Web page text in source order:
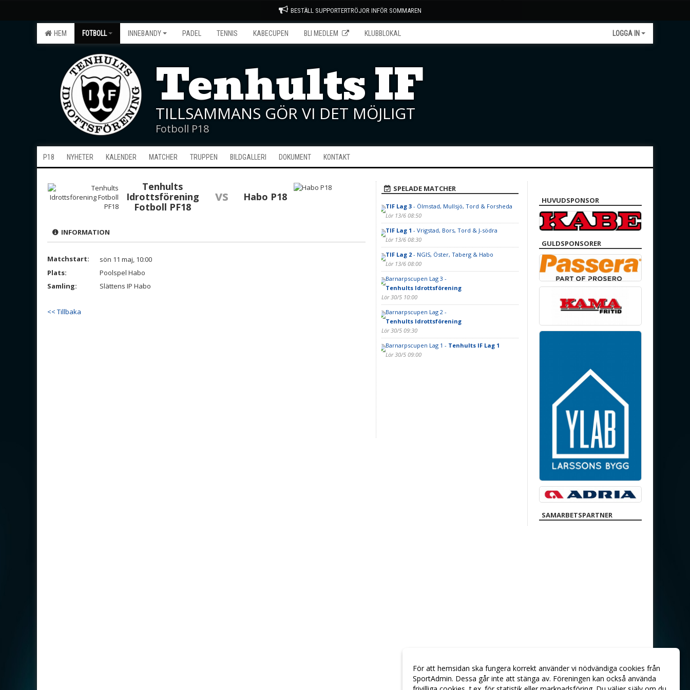
BESTÄLL SUPPORTERTRÖJOR INFÖR SOMMAREN
HEM FOTBOLL INNEBANDY PADEL TENNIS KABECUPEN BLI MEDLEM KLUBBLOKAL LOGGA IN
Tenhults IF
TILLSAMMANS GÖR VI DET MÖJLIGT
Fotboll P18
P18 NYHETER KALENDER MATCHER TRUPPEN BILDGALLERI DOKUMENT KONTAKT
Tenhults
Idrottsförening
Fotboll PF18
vs Habo P18
INFORMATION
Matchstart:
sön 11 maj, 10:00
Plats:
Poolspel Habo
Samling:
Slättens IP Habo
<< Tillbaka
SPELADE MATCHER
TIF Lag 3- Ölmstad, Mullsjö, Tord & Forsheda
Lör 13/6 08:50
TIF Lag 1 - Vrigstad, Bors, Tord & J-södra
Lör 13/6 08:30
TIF Lag 2- NGIS, Öster, Taberg & Habo
Lör 13/6 08:00
Barnarpscupen Lag 3 -
Tenhults Idrottsförening
Lör 30/5 10:00
Barnarpscupen Lag 2 -
Tenhults Idrottsförening
Lör 30/5 09:30
Barnarpscupen Lag 1 - Tenhults IF Lag 1
Lör 30/5 09:00
HUVUDSPONSOR
GULDSPONSORER
SAMARBETSPARTNER
För att hemsidan ska fungera korrekt använder vi nödvändiga cookies från
SportAdmin. Dessa går inte att stänga av. Föreningen kan också använda